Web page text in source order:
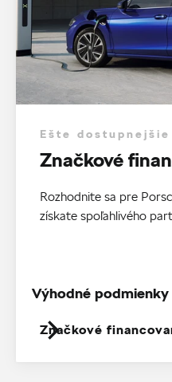
Ešte dostupnejšie
Značkové
Rozhodnite sa pre
získate spoľahlivého
Značkové
Výhodné podmienky